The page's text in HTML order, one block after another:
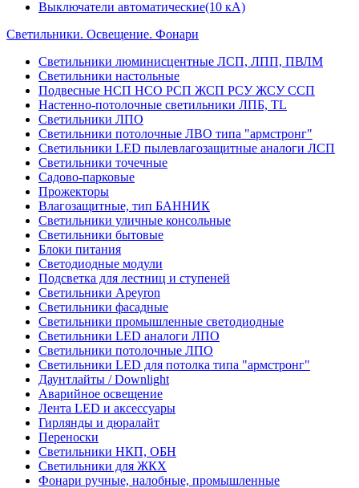
Выключатели автоматические(10 кА)
Светильники. Освещение. Фонари
Светильники люминисцентные ЛСП, ЛПП, ПВЛМ
Светильники настольные
Подвесные НСП НСО РСП ЖСП РСУ ЖСУ ССП
Настенно-потолочные светильники ЛПБ, TL
Светильники ЛПО
Светильники потолочные ЛВО типа "армстронг"
Светильники LED пылевлагозащитные аналоги ЛСП
Светильники точечные
Садово-парковые
Прожекторы
Влагозащитные, тип БАННИК
Светильники уличные консольные
Светильники бытовые
Блоки питания
Светодиодные модули
Подсветка для лестниц и ступеней
Светильники Apeyron
Светильники фасадные
Светильники промышленные светодиодные
Светильники LED аналоги ЛПО
Светильники потолочные ЛПО
Светильники LED для потолка типа "армстронг"
Даунтлайты / Downlight
Аварийное освещение
Лента LED и аксессуары
Гирлянды и дюралайт
Переноски
Светильники НКП, ОБН
Светильники для ЖКХ
Фонари ручные, налобные, промышленные